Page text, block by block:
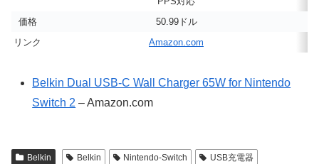
価格
50.99ドル
リンク
Amazon.com
Belkin Dual USB-C Wall Charger 65W for Nintendo
Switch 2 – Amazon.com
Belkin Belkin Nintendo-Switch USB充電器